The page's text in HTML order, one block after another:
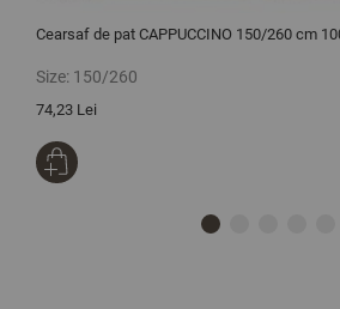
Cearsaf de pat CAPPUCCINO 150/260 cm
Size: 150/260
74,23 Lei